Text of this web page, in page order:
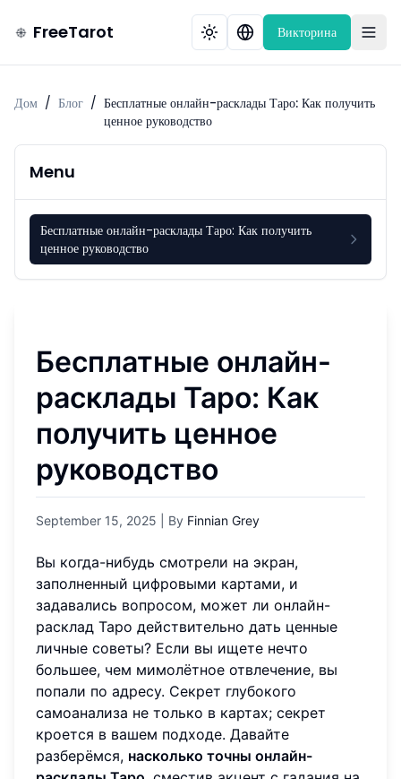
FreeTarot Викторина
Дом / Блог / Бесплатные онлайн-расклады Таро: Как получить
ценное руководство
Menu
Бесплатные онлайн-расклады Таро: Как получить
ценное руководство
Бесплатные онлайн-
расклады Таро: Как
получить ценное
руководство
September 15, 2025 | By Finnian Grey
Вы когда-нибудь смотрели на экран,
заполненный цифровыми картами, и
задавались вопросом, может ли онлайн-
расклад Таро действительно дать ценные
личные советы? Если вы ищете нечто
большее, чем мимолётное отвлечение, вы
попали по адресу. Секрет глубокого
самоанализа не только в картах; секрет
кроется в вашем подходе. Давайте
разберёмся, насколько точны онлайн-